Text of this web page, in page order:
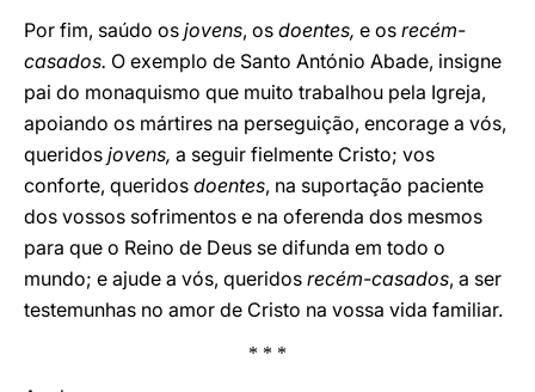
Por fim, saúdo os jovens, os doentes, e os recém-
casados. O exemplo de Santo António Abade, insigne
pai do monaquismo que muito trabalhou pela Igreja,
apoiando os mártires na perseguição, encorage a vós,
queridos jovens, a seguir fielmente Cristo; vos
conforte, queridos doentes, na suportação paciente
dos vossos sofrimentos e na oferenda dos mesmos
para que o Reino de Deus se difunda em todo o
mundo; e ajude a vós, queridos recém-casados, a ser
testemunhas no amor de Cristo na vossa vida familiar.
* * *